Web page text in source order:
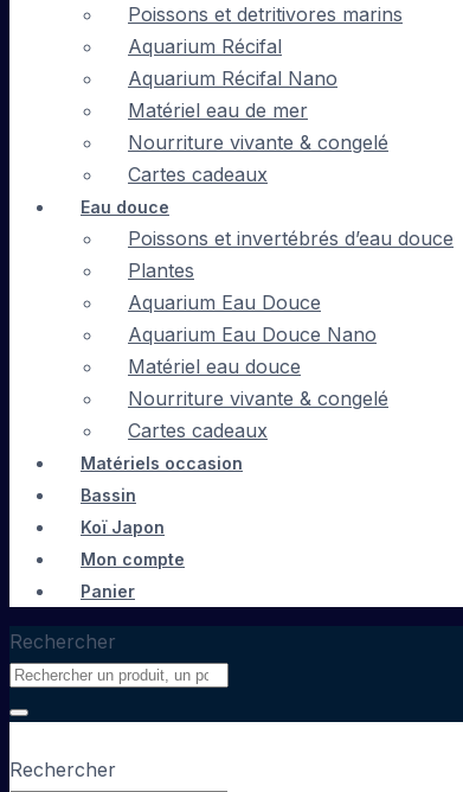
Poissons et detritivores marins
Aquarium Récifal
Aquarium Récifal Nano
Matériel eau de mer
Nourriture vivante & congelé
Cartes cadeaux
Eau douce
Poissons et invertébrés d’eau douce
Plantes
Aquarium Eau Douce
Aquarium Eau Douce Nano
Matériel eau douce
Nourriture vivante & congelé
Cartes cadeaux
Matériels occasion
Bassin
Koï Japon
Mon compte
Panier
Rechercher
Rechercher